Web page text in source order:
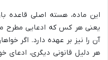
این ماده، هسته اصلی قاعده
یعنی هر کس که ادعایی مطرح
آن را نیز بر عهده دارد. اگر
هر دلیل قانونی دیگری، ادعای